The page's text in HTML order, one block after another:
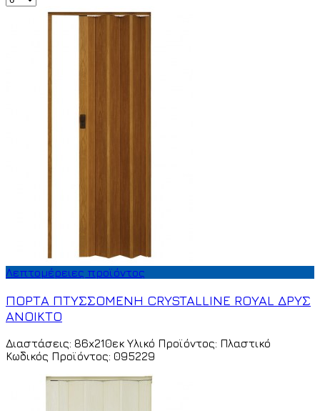
Λεπτομέρειες προϊόντος
ΠΟΡΤΑ ΠΤΥΣΣΟΜΕΝΗ CRYSTALLINE ROYAL ΔΡΥΣ
ΑΝΟΙΚΤΟ
Διαστάσεις: 86x210εκ Υλικό Προϊόντος: Πλαστικό
Κωδικός Προϊόντος: 095229